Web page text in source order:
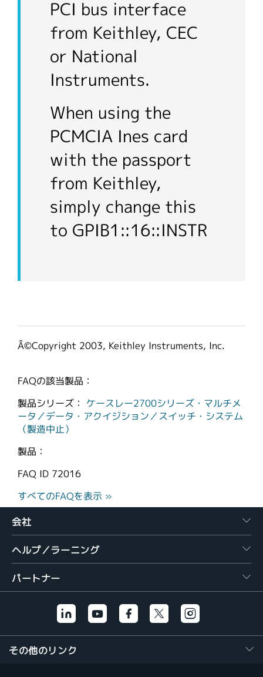
PCI bus interface
from Keithley, CEC
or National
Instruments.
When using the
PCMCIA Ines card
with the passport
from Keithley,
simply change this
to GPIB1::16::INSTR
Â©Copyright 2003, Keithley Instruments, Inc.
FAQの該当製品：
製品シリーズ： ケースレー2700シリーズ・マルチメ
ータ／データ・アクイジション／スイッチ・システム
（製造中止）
製品：
FAQ ID 72016
すべてのFAQを表示 »
会社
ヘルプ／ラーニング
パートナー
その他のリンク